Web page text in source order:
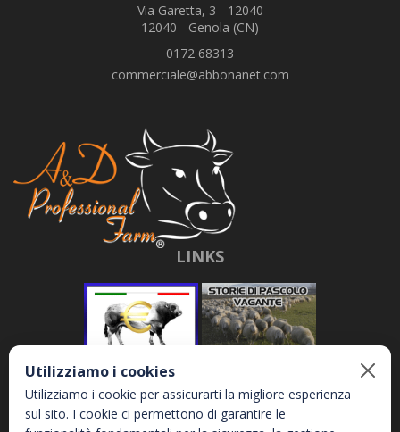
Via Garetta, 3 - 12040
12040 - Genola (CN)
0172 68313
commerciale@abbonanet.com
LINKS
Utilizziamo i cookies
Utilizziamo i cookie per assicurarti la migliore esperienza
sul sito. I cookie ci permettono di garantire le